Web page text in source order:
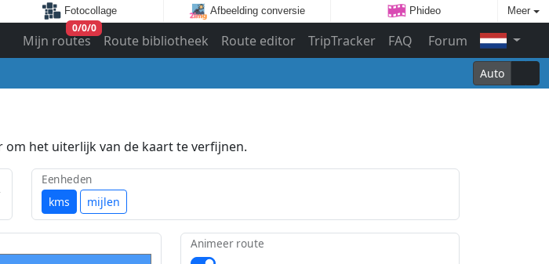
Fotocollage Afbeelding conversie Phideo Meer
Mijn routes
0/0/0
Route bibliotheek Route editor TripTracker FAQ
Forum
Auto
het uiterlijk van de kaart te verfijnen.
kms mijlen
Eenheden
Animeer route